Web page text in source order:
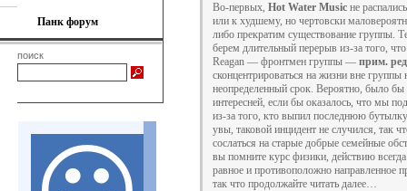
Панк форум
поиск
Во-первых, Hot Water Music не
или к худшему, но чертовски
либо прекратим существование группы.
берем длительный перерыв из-за того,
Reagan — фронтмен группы — прим.
сконцентрироваться на жизни вне группы
неопределенный срок. Вероятно, было бы
интересней, если бы оказалось, что мы
из-за того, кто выпил последнюю
увы, таковой инцидент не случился, так
сослаться на старые добрые семейные
вы помните курс физики, действию всегда
равное и противоположно направленное
так что продолжайте читать далее…